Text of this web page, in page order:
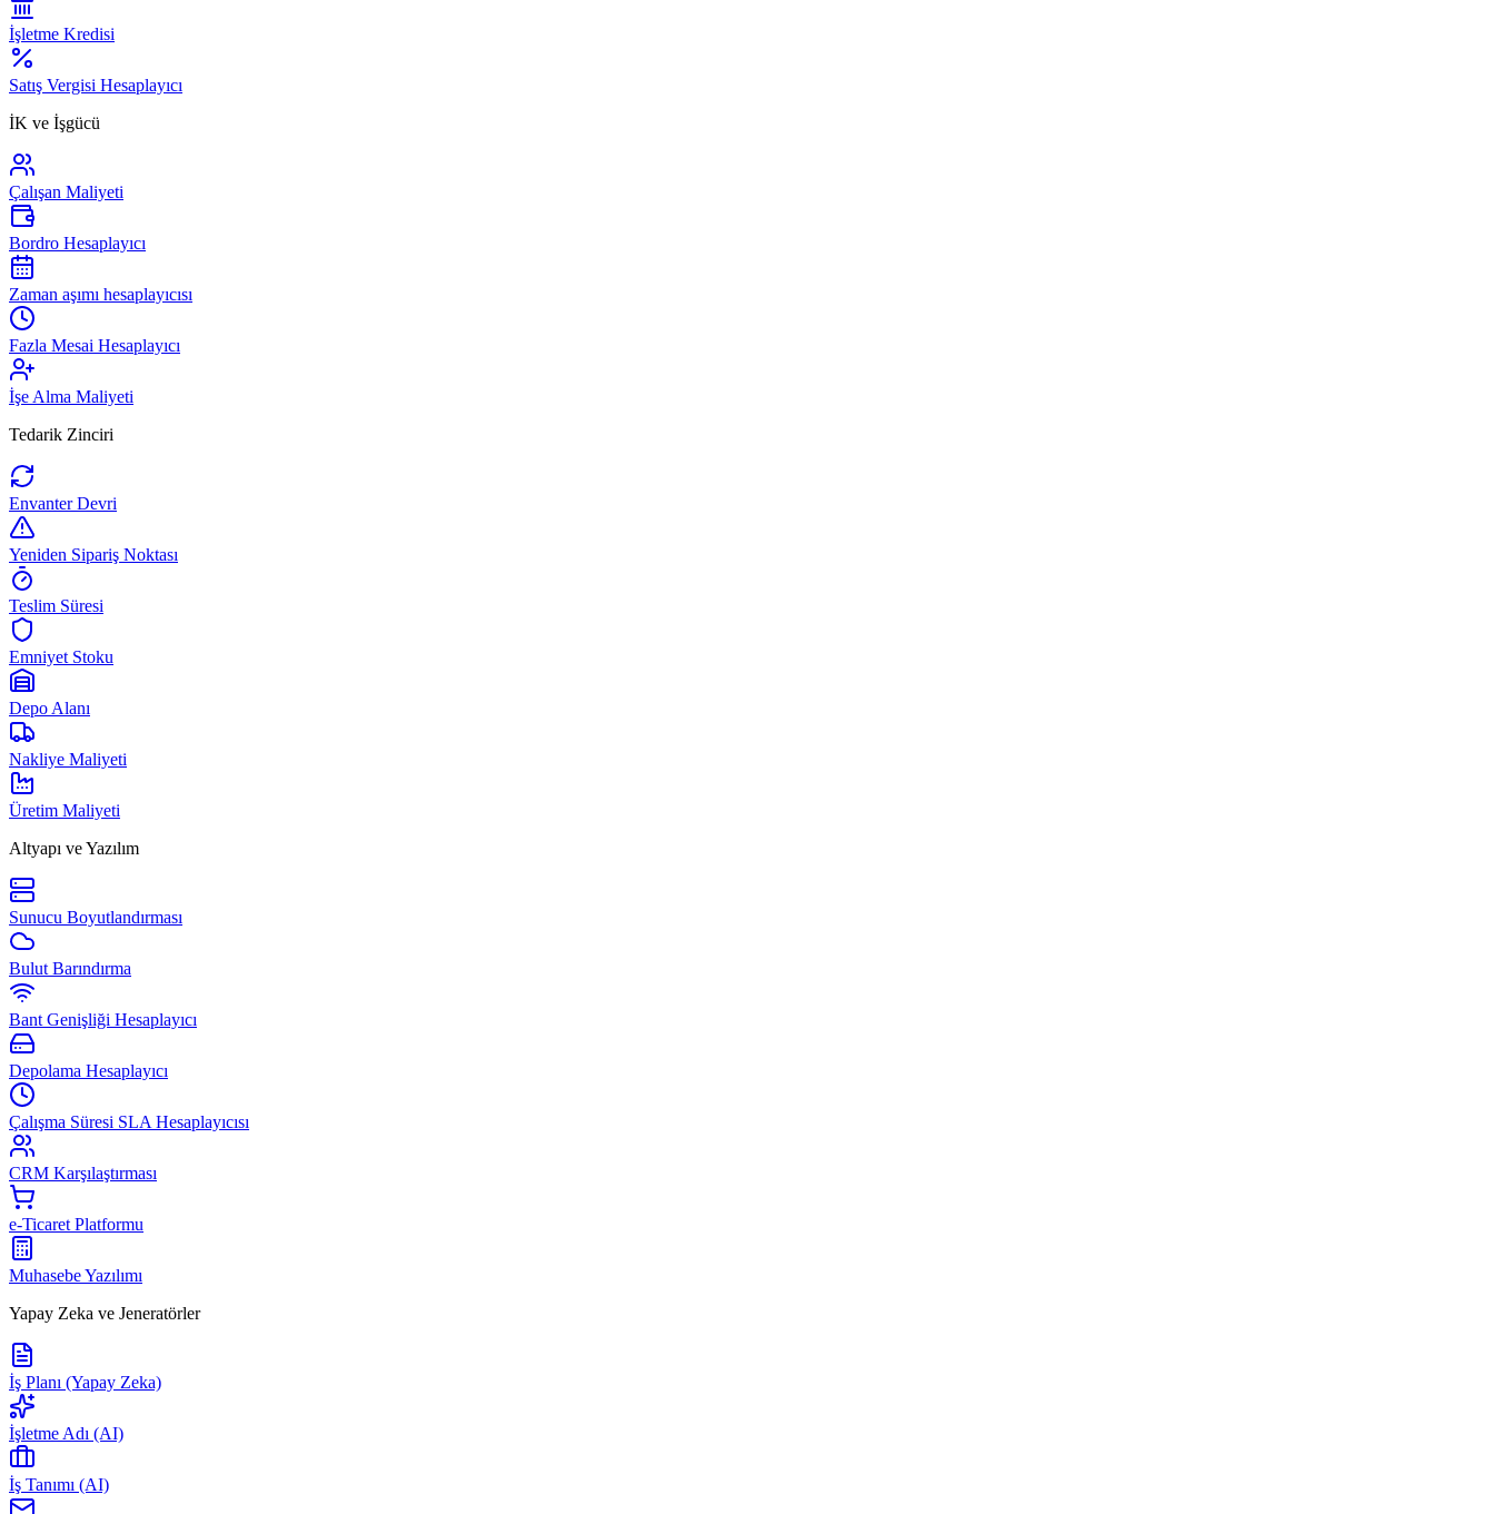
İşletme Kredisi
Satış Vergisi Hesaplayıcı
İK ve İşgücü
Çalışan Maliyeti
Bordro Hesaplayıcı
Zaman aşımı hesaplayıcısı
Fazla Mesai Hesaplayıcı
İşe Alma Maliyeti
Tedarik Zinciri
Envanter Devri
Yeniden Sipariş Noktası
Teslim Süresi
Emniyet Stoku
Depo Alanı
Nakliye Maliyeti
Üretim Maliyeti
Altyapı ve Yazılım
Sunucu Boyutlandırması
Bulut Barındırma
Bant Genişliği Hesaplayıcı
Depolama Hesaplayıcı
Çalışma Süresi SLA Hesaplayıcısı
CRM Karşılaştırması
e-Ticaret Platformu
Muhasebe Yazılımı
Yapay Zeka ve Jeneratörler
İş Planı (Yapay Zeka)
İşletme Adı (AI)
İş Tanımı (AI)